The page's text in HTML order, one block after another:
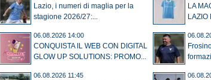
Lazio, i numeri di maglia per la
stagione 2026/27:...
LA
LAZIO
06.08.2026 14:00
CONQUISTA IL WEB CON DIGITAL
GLOW UP SOLUTIONS: PROMO...
06.08.2026 11:45